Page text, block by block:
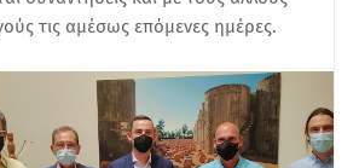
τις αμέσως επόμενες ημέρες.